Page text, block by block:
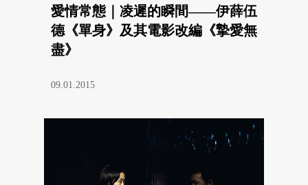
愛情常態｜凌遲的瞬間——伊薛伍
德《單身》及其電影改編《摯愛無
盡》
09.01.2015